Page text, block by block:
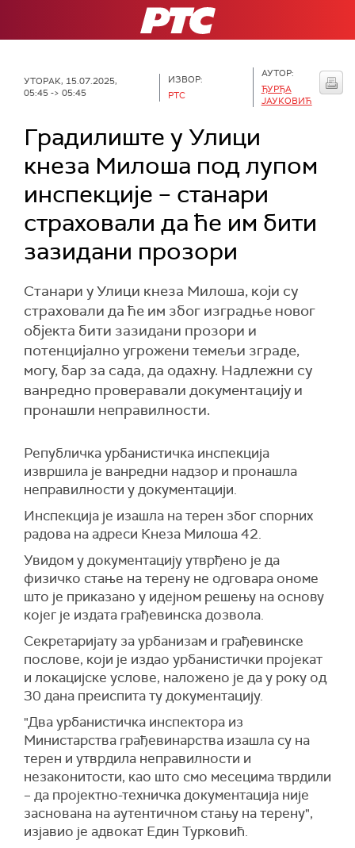
РТС
УТОРАК, 15.07.2025,
05:45 -> 05:45
ИЗВОР:
РТС
АУТОР:
ЂУРЂА
ЈАУКОВИЋ
Градилиште у Улици
кнеза Милоша под лупом
инспекције – станари
страховали да ће им бити
зазидани прозори
Станари у Улици кнеза Милоша, који су
страховали да ће им због изградње новог
објекта бити зазидани прозори и
потенцијално угрожени темељи зграде,
могу, бар за сада, да одахну. Надлежни су
ванредно проверавали документацију и
пронашли неправилности.
Републичка урбанистичка инспекција
извршила је ванредни надзор и пронашла
неправилности у документацији.
Инспекција је изашла на терен због спорних
радова на адреси Кнеза Милоша 42.
Увидом у документацију утврђено је да
физичко стање на терену не одговара ономе
што је приказано у идејном решењу на основу
којег је издата грађевинска дозвола.
Секретаријату за урбанизам и грађевинске
послове, који је издао урбанистички пројекат
и локацијске услове, наложено је да у року од
30 дана преиспита ту документацију.
"Два урбанистичка инспектора из
Министарства грађевинарства изашла су на
терен и утврдила неправилности и
незаконитости, као што смо месецима тврдили
– да пројектно-техничка документација није
заснована на аутентичном стању на терену",
изјавио је адвокат Един Турковић.